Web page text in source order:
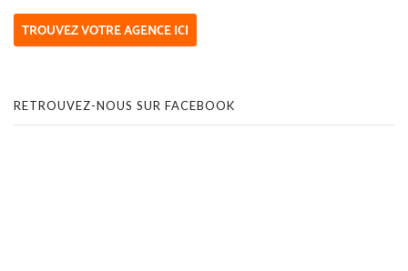
TROUVEZ VOTRE AGENCE ICI
RETROUVEZ-NOUS SUR FACEBOOK